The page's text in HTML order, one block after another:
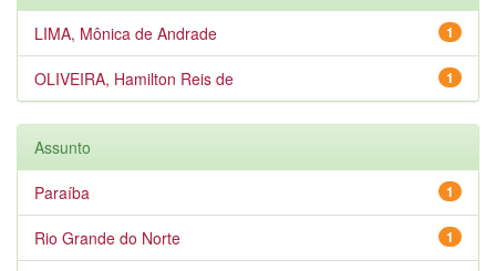
1
LIMA, Mônica de Andrade
1
OLIVEIRA, Hamilton Reis de
Assunto
1
Paraíba
1
Rio Grande do Norte